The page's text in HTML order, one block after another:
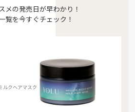
メの発売日が早わかり！
覧を今すぐチェック！
ルクヘアマスク